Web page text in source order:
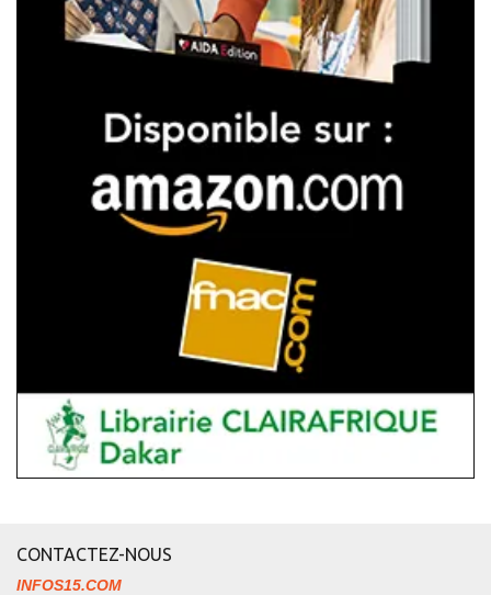
CONTACTEZ-NOUS
INFOS15.COM